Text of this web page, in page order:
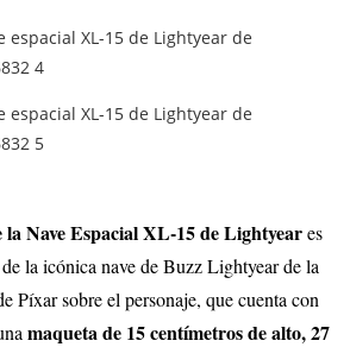
la Nave Espacial XL-15 de Lightyeares
la icónica nave de Buzz Lightyear de la
Píxar sobre el personaje, que cuenta con
maqueta de 15 centímetros de alto, 27